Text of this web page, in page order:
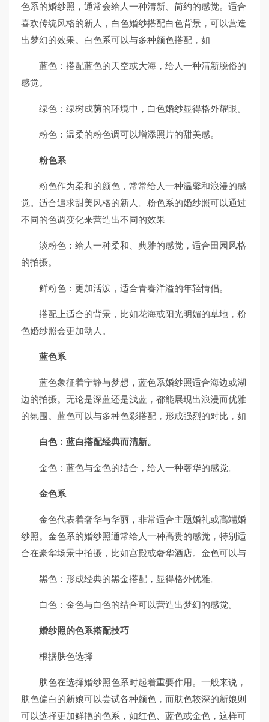
色系的婚纱照，通常会给人一种清新、简约的感觉。适合
喜欢传统风格的新人，白色婚纱搭配白色背景，可以营造
出梦幻的效果。白色系可以与多种颜色搭配，如
蓝色：搭配蓝色的天空或大海，给人一种清新脱俗的
感觉。
绿色：绿树成荫的环境中，白色婚纱显得格外耀眼。
粉色：温柔的粉色调可以增添照片的甜美感。
粉色系
粉色作为柔和的颜色，常常给人一种温馨和浪漫的感
觉。适合追求甜美风格的新人。粉色系的婚纱照可以通过
不同的色调变化来营造出不同的效果
淡粉色：给人一种柔和、典雅的感觉，适合田园风格
的拍摄。
鲜粉色：更加活泼，适合青春洋溢的年轻情侣。
搭配上适合的背景，比如花海或阳光明媚的草地，粉
色婚纱照会更加动人。
蓝色系
蓝色象征着宁静与梦想，蓝色系婚纱照适合海边或湖
边的拍摄。无论是深蓝还是浅蓝，都能展现出浪漫而优雅
的氛围。蓝色可以与多种色彩搭配，形成强烈的对比，如
白色：蓝白搭配经典而清新。
金色：蓝色与金色的结合，给人一种奢华的感觉。
金色系
金色代表着奢华与华丽，非常适合主题婚礼或高端婚
纱照。金色系的婚纱照通常给人一种高贵的感觉，特别适
合在豪华场景中拍摄，比如宫殿或奢华酒店。金色可以与
黑色：形成经典的黑金搭配，显得格外优雅。
白色：金色与白色的结合可以营造出梦幻的感觉。
婚纱照的色系搭配技巧
根据肤色选择
肤色在选择婚纱照色系时起着重要作用。一般来说，
肤色偏白的新娘可以尝试各种颜色，而肤色较深的新娘则
可以选择更加鲜艳的色系，如红色、蓝色或金色，这样可